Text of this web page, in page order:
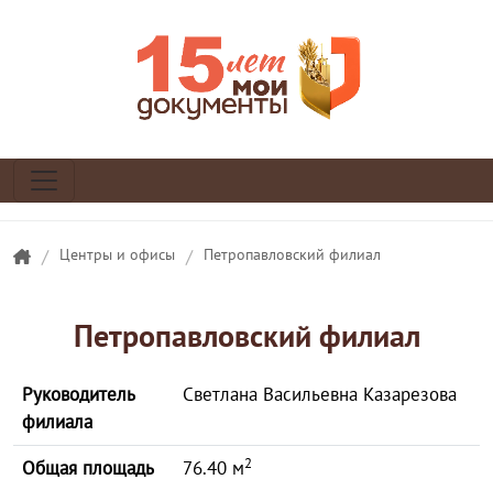
/ Центры и офисы / Петропавловский филиал
Петропавловский филиал
Руководитель
филиала
Светлана Васильевна Казарезова
Общая площадь 76.40 м2